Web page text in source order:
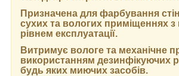
Призначена для фарбування
сухих та вологих приміщеннях
рівнем експлуатації.
Витримує вологе та механічне
використанням дезинфікуючих
будь яких миючих засобів.